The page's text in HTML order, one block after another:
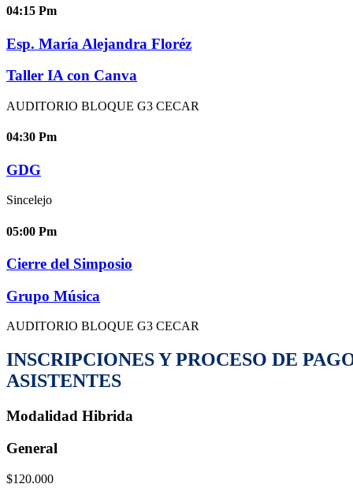
04:15 Pm
Esp. María Alejandra Floréz
Taller IA con Canva
AUDITORIO BLOQUE G3 CECAR
04:30 Pm
GDG
Sincelejo
05:00 Pm
Cierre del Simposio
Grupo Música
AUDITORIO BLOQUE G3 CECAR
INSCRIPCIONES Y PROCESO DE
ASISTENTES
Modalidad Hibrida
General
$120.000